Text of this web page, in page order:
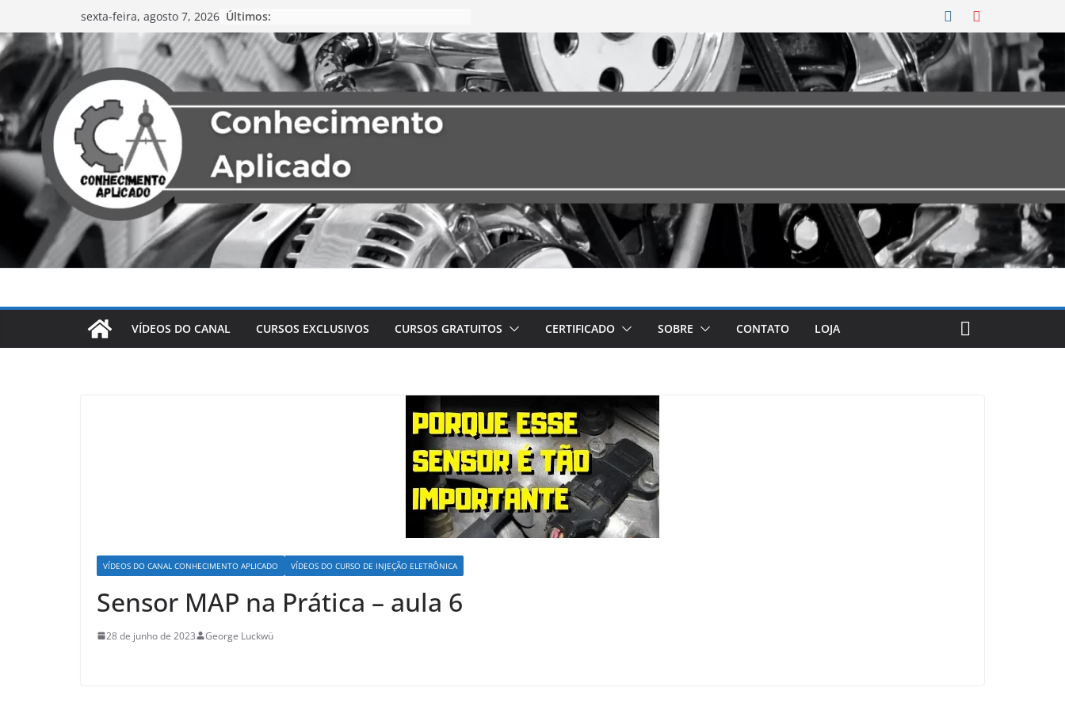
sexta-feira, agosto 7, 2026 Últimos:
VÍDEOS DO CANAL CURSOS EXCLUSIVOS CURSOS GRATUITOS CERTIFICADO SOBRE CONTATO LOJA
VÍDEOS DO CANAL CONHECIMENTO APLICADO VÍDEOS DO CURSO DE INJEÇÃO ELETRÔNICA
Sensor MAP na Prática – aula 6
28 de junho de 2023 George Luckwü